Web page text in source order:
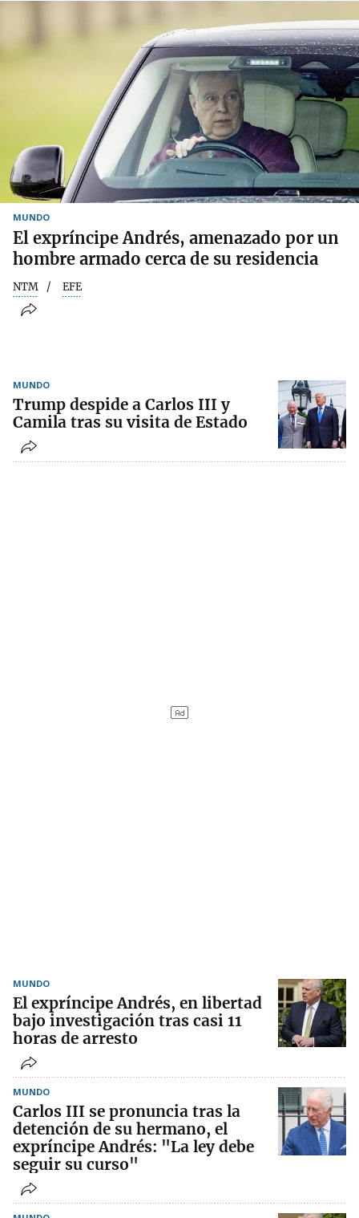
MUNDO
El expríncipe Andrés, amenazado por un
hombre armado cerca de su residencia
NTM EFE
MUNDO
Trump despide a Carlos III y
Camila tras su visita de Estado
MUNDO
El expríncipe Andrés, en libertad
bajo investigación tras casi 11
horas de arresto
MUNDO
Carlos III se pronuncia tras la
detención de su hermano, el
expríncipe Andrés: "La ley debe
seguir su curso"